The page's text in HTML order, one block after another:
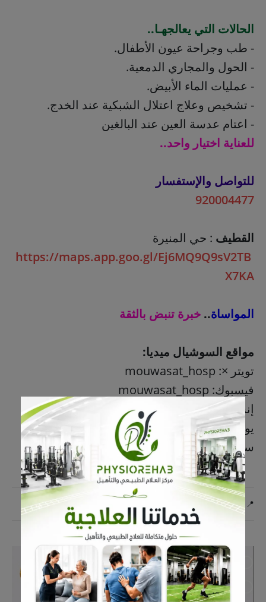
الحالات التي يعالجهـا..
- طب وجراحة عيون الأطفال.
- الحول والمجاري الدمعية.
- عمليات الماء الأبيض.
- تشخيص وعلاج اعتلال الشبكية عند الخدج.
- اعتام عدسة العين عند البالغين
للعناية اختيار واحد..
للتواصل والإستفسار
920004477
القطيف : حي المنيرة
https://maps.app.goo.gl/Ej6MQ9Q9sV2TB
X7KA
المواساة.. خبرة تنبض بالثقة
مواقع السوشيال ميديا:
تويتر ×: mouwasat_hosp
فيسبوك: mouwasat_hosp
إنستجرام: mouwasat_hosp
يوتيوب: mouwasat_hosp
سناب شات: mouwasat_hosp
📍اعلان ترويجي